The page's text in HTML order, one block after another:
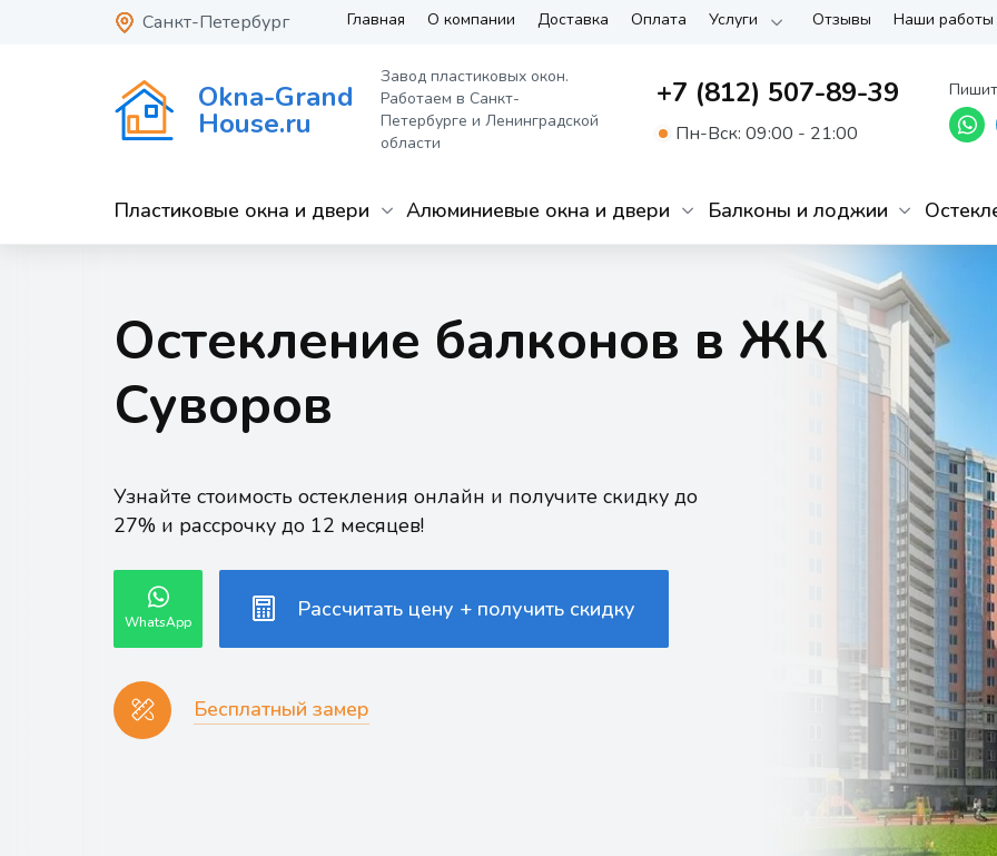
Санкт-Петербург
Okna-Grand
House.ru
Завод пластиковых окон.
Работаем в Санкт-
Петербурге и Ленинградской
области
+7 (812) 507-89-39
Пн-Вск: 09:00 - 21:00
Пластиковые окна и двери Алюминиевые окна и двери Балконы и лоджии
Главная О компании Доставка Оплата Услуги Отзывы Наши работы
Остекление балконов в ЖК
Суворов
Узнайте стоимость остекления онлайн и получите скидку до
27% и рассрочку до 12 месяцев!
WhatsApp
Рассчитать цену + получить скидку
Бесплатный замер